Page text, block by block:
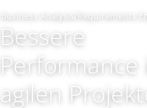
Business Analysis/Requirements
Bessere
Performance
agilen